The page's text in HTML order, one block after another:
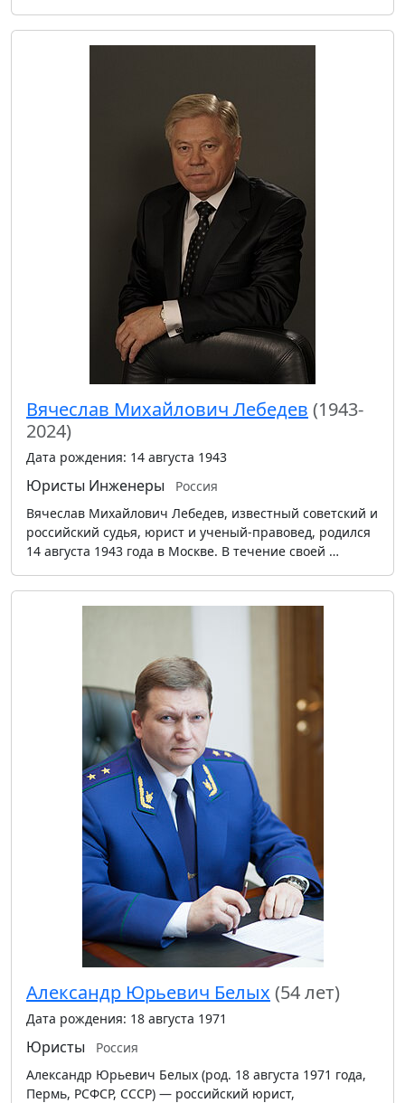
Вячеслав Михайлович Лебедев (1943-
2024)
Дата рождения: 14 августа 1943
Юристы Инженеры
Россия
Вячеслав Михайлович Лебедев, известный советский и
российский судья, юрист и ученый-правовед, родился
14 августа 1943 года в Москве. В течение своей …
Александр Юрьевич Белых (54 лет)
Дата рождения: 18 августа 1971
Юристы
Россия
Александр Юрьевич Белых (род. 18 августа 1971 года,
Пермь, РСФСР, СССР) — российский юрист,